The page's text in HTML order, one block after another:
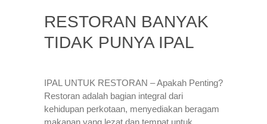
RESTORAN BANYAK
TIDAK PUNYA IPAL
IPAL UNTUK RESTORAN – Apakah Penting?
Restoran adalah bagian integral dari
kehidupan perkotaan, menyediakan beragam
makanan yang lezat dan tempat untuk